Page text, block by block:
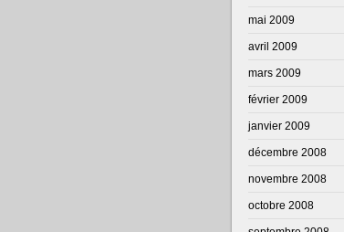
mai 2009
avril 2009
mars 2009
février 2009
janvier 2009
décembre 2008
novembre 2008
octobre 2008